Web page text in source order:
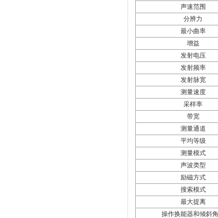
声速范围
分辨力
最小曲率
增益
发射电压
发射频率
发射脉宽
测量速度
采样率
带宽
测量通道
平均等级
测量模式
声波类型
励磁方式
搜索模式
最大提离
操作换能器和倾斜